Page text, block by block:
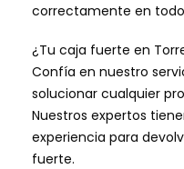
correctamente en
¿Tu caja fuerte en
Confía en nuestro
solucionar cualquier
Nuestros expertos
experiencia para
fuerte.